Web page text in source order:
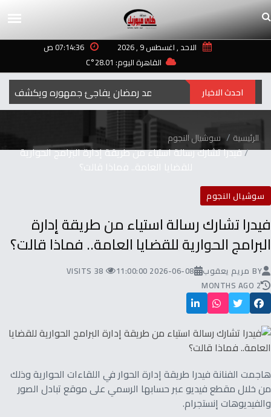
الاحد , اغسطس 9 , 2026
07:14:36 ص
القاهرة اليوم: 28.01°C
احدث الاخبار
الرئيسية سوشيال النجوم
فيدرا تشارك رسالة استياء من طريقة إدارة البرامج الحوارية
للقضايا العامة.. فماذا قالت؟
سوشيال النجوم
فيدرا تشارك رسالة استياء من طريقة إدارة
البرامج الحوارية للقضايا العامة.. فماذا قالت؟
BY مريم يعقوب 2026-06-08 11:00:00
38 VISITS
2 MONTHS AGO
هاجمت الفنانة فيدرا طريقة إدارة الحوار في اللقاءات الحوارية وذلك
من خلال مقطع فيديو عبر حسابها الرسمي على موقع تبادل الصور
والفيديوهات إنستجرام.